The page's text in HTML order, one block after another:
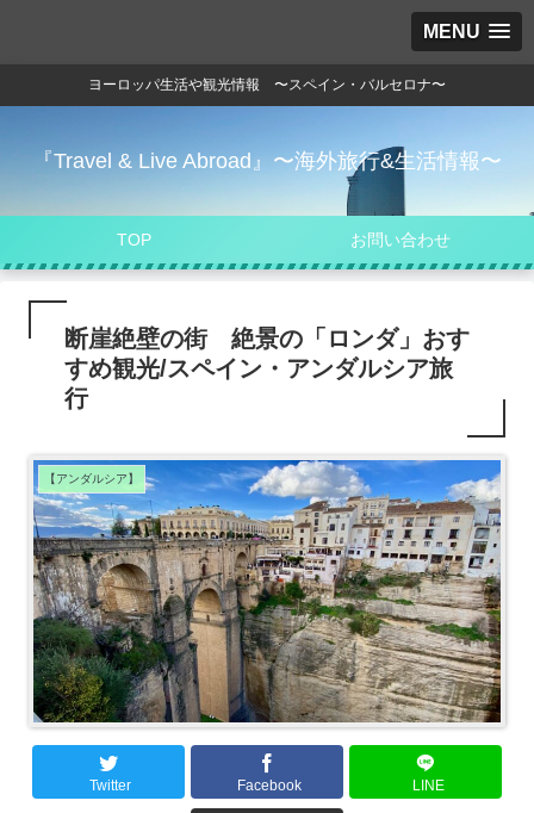
MENU
ヨーロッパ生活や観光情報 〜スペイン・バルセロナ〜
『Travel & Live Abroad』〜海外旅行&生活情報〜
TOP お問い合わせ
断崖絶壁の街 絶景の「ロンダ」おす
すめ観光/スペイン・アンダルシア旅
行
【アンダルシア】
Twitter Facebook LINE